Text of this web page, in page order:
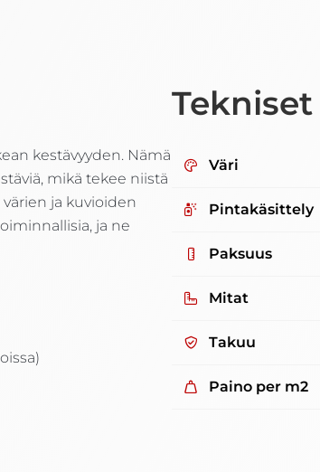
kestävyyden. Nämä
mikä tekee niistä
ja kuvioiden
ja ne
Väri
Pintakäsittely
Paksuus
Mitat
Takuu
Paino per m2